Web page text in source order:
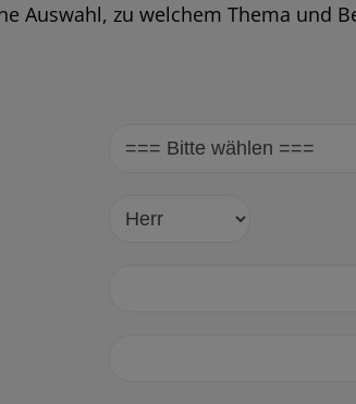
Auswahl, zu welchem Thema und